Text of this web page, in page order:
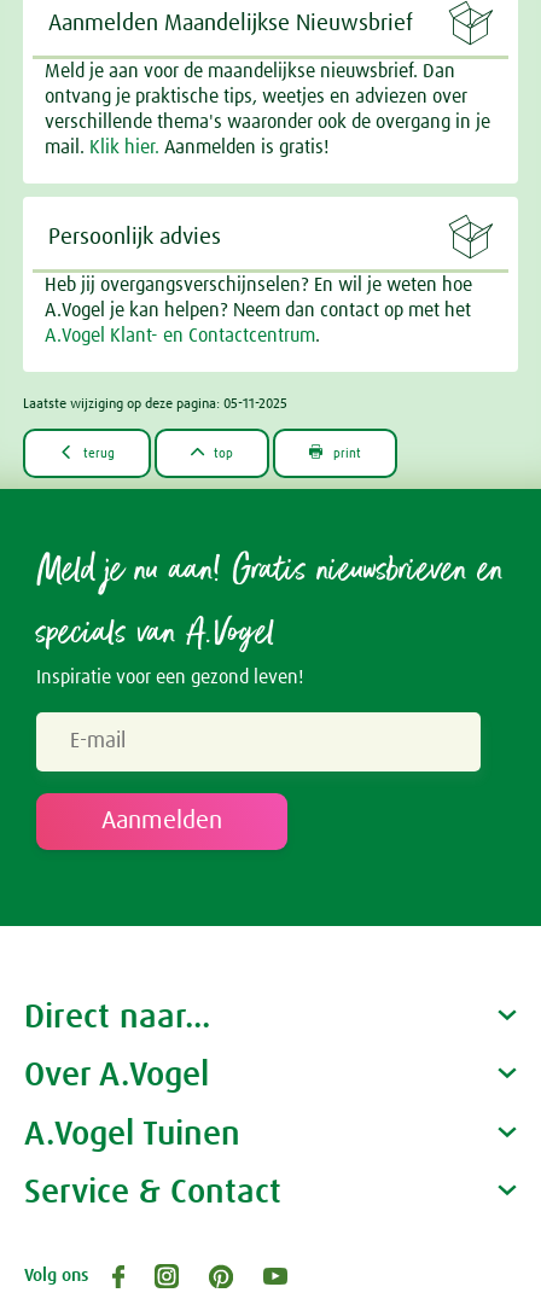

Aanmelden Maandelijkse Nieuwsbrief
Meld je aan voor de maandelijkse nieuwsbrief. Dan
ontvang je praktische tips, weetjes en adviezen over
verschillende thema's waaronder ook de overgang in je
mail. Klik hier. Aanmelden is gratis!

Persoonlijk advies
Heb jij overgangsverschijnselen? En wil je weten hoe
A.Vogel je kan helpen? Neem dan contact op met het
A.Vogel Klant- en Contactcentrum.
Laatste wijziging op deze pagina: 05-11-2025
 terug  top  print
Meld je nu aan! Gratis nieuwsbrieven en
specials van A.Vogel
Inspiratie voor een gezond leven!
Direct naar...
Producten
Gezondheidscoaches
Over A.Vogel
Alfred Vogel
Waarom A.Vogel kiezen
A.Vogel Tuinen
Over A.Vogel tuinen
Openingstijden, route en adres
Service & Contact
Klantenservice webwinkel
Volg ons